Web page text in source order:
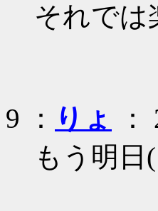
それでは
9 ： りょ
もう明